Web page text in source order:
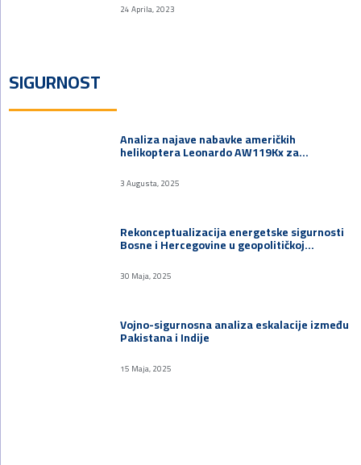
24 Aprila, 2023
SIGURNOST
Analiza najave nabavke američkih
helikoptera Leonardo AW119Kx za…
3 Augusta, 2025
Rekonceptualizacija energetske sigurnosti
Bosne i Hercegovine u geopolitičkoj…
30 Maja, 2025
Vojno-sigurnosna analiza eskalacije između
Pakistana i Indije
15 Maja, 2025